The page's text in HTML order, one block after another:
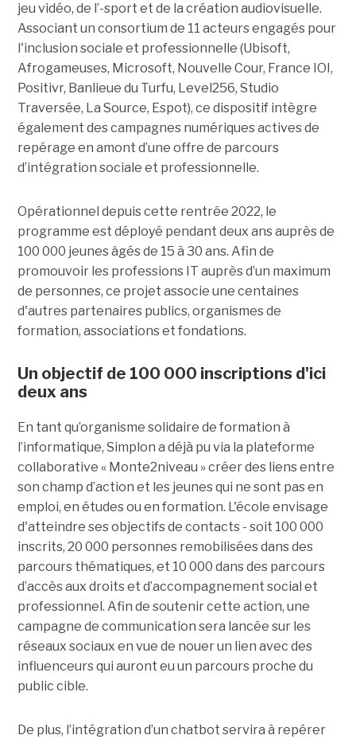
jeu vidéo, de l’-sport et de la création audiovisuelle.
Associant un consortium de 11 acteurs engagés pour
l'inclusion sociale et professionnelle (Ubisoft,
Afrogameuses, Microsoft, Nouvelle Cour, France IOI,
Positivr, Banlieue du Turfu, Level256, Studio
Traversée, La Source, Espot), ce dispositif intègre
également des campagnes numériques actives de
repérage en amont d’une offre de parcours
d’intégration sociale et professionnelle.
Opérationnel depuis cette rentrée 2022, le
programme est déployé pendant deux ans auprès de
100 000 jeunes âgés de 15 à 30 ans. Afin de
promouvoir les professions IT auprès d’un maximum
de personnes, ce projet associe une centaines
d'autres partenaires publics, organismes de
formation, associations et fondations.
Un objectif de 100 000 inscriptions d'ici
deux ans
En tant qu’organisme solidaire de formation à
l’informatique, Simplon a déjà pu via la plateforme
collaborative « Monte2niveau » créer des liens entre
son champ d’action et les jeunes qui ne sont pas en
emploi, en études ou en formation. L'école envisage
d'atteindre ses objectifs de contacts - soit 100 000
inscrits, 20 000 personnes remobilisées dans des
parcours thématiques, et 10 000 dans des parcours
d’accès aux droits et d’accompagnement social et
professionnel. Afin de soutenir cette action, une
campagne de communication sera lancée sur les
réseaux sociaux en vue de nouer un lien avec des
influenceurs qui auront eu un parcours proche du
public cible.
De plus, l’intégration d’un chatbot servira à repérer